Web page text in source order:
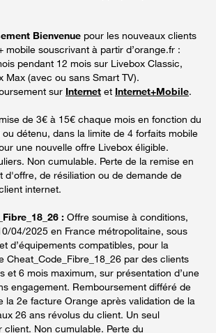
Bienvenue pour les nouveaux clients
mobile souscrivant à partir d’orange.fr :
pendant 12 mois sur Livebox Classic,
Max (avec ou sans Smart TV).
sur Internet et Internet+Mobile.
de 3€ à 15€ chaque mois en fonction du
détenu, dans la limite de 4 forfaits mobile
une nouvelle offre Livebox éligible.
Non cumulable. Perte de la remise en
d'offre, de résiliation ou de demande de
internet.
: Offre soumise à conditions,
04/2025 en France métropolitaine, sous
d’équipements compatibles, pour la
Cheat_Code_Fibre_18_26 par des clients
et 6 mois maximum, sur présentation d’une
engagement. Remboursement différé de
la 2e facture Orange après validation de la
26 ans révolus du client. Un seul
client. Non cumulable. Perte du